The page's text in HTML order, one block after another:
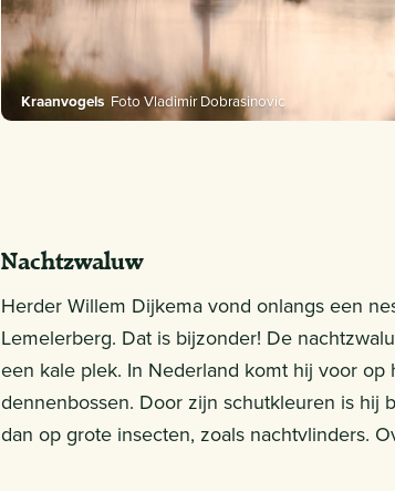
Kraanvogels Foto Vladimir Dobrasinovic
Nachtzwaluw
Herder Willem Dijkema vond onlangs een
Lemelerberg. Dat is bijzonder! De
een kale plek. In Nederland komt hij voor
dennenbossen. Door zijn schutkleuren is hij
dan op grote insecten, zoals nachtvlinders.